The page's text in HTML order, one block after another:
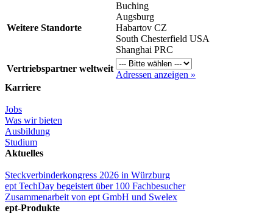
Weitere Standorte
Buching
Augsburg
Habartov CZ
South Chesterfield USA
Shanghai PRC
Vertriebspartner weltweit
Adressen anzeigen »
Karriere
Jobs
Was wir bieten
Ausbildung
Studium
Aktuelles
Steckverbinderkongress 2026 in Würzburg
ept TechDay begeistert über 100 Fachbesucher
Zusammenarbeit von ept GmbH und Swelex
ept-Produkte